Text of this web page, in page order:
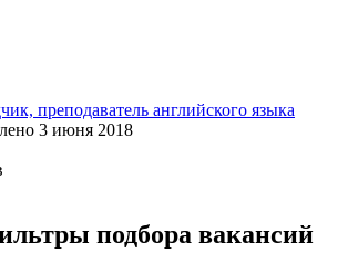
преподаватель английского языка
3 июня 2018
подбора вакансий